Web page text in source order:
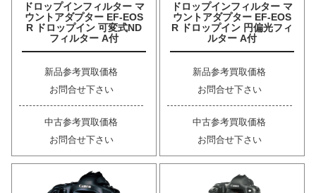
ドロップインフィルター マ
ウントアダプター EF-EOS
R ドロップイン 可変式ND
フィルター A付
新品参考買取価格
お問合せ下さい
中古参考買取価格
お問合せ下さい
ドロップインフィルター マ
ウントアダプター EF-EOS
R ドロップイン 円偏光フィ
ルター A付
新品参考買取価格
お問合せ下さい
中古参考買取価格
お問合せ下さい